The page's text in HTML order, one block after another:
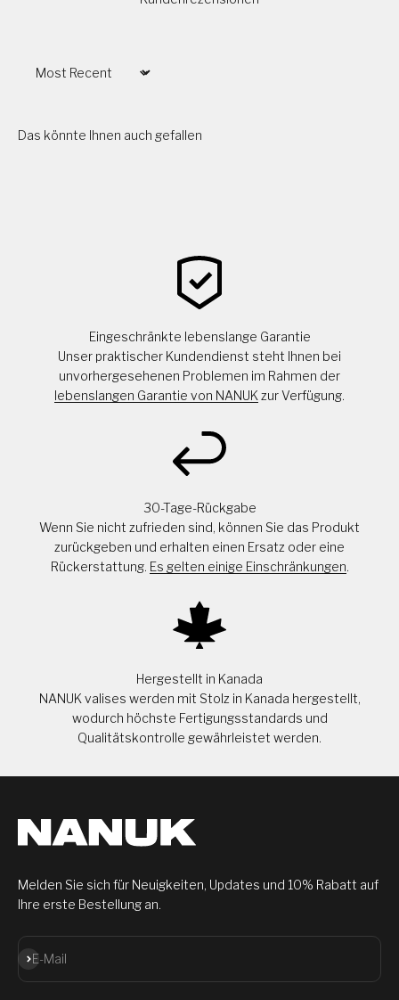
Sort by
Das könnte Ihnen auch gefallen
Eingeschränkte lebenslange Garantie
Unser praktischer Kundendienst steht Ihnen bei
unvorhergesehenen Problemen im Rahmen der
lebenslangen Garantie von NANUK zur Verfügung.
30-Tage-Rückgabe
Wenn Sie nicht zufrieden sind, können Sie das Produkt
zurückgeben und erhalten einen Ersatz oder eine
Rückerstattung. Es gelten einige Einschränkungen.
Hergestellt in Kanada
NANUK valises werden mit Stolz in Kanada hergestellt,
wodurch höchste Fertigungsstandards und
Qualitätskontrolle gewährleistet werden.
Melden Sie sich für Neuigkeiten, Updates und 10% Rabatt auf
Ihre erste Bestellung an.
E-Mail
Abonnieren